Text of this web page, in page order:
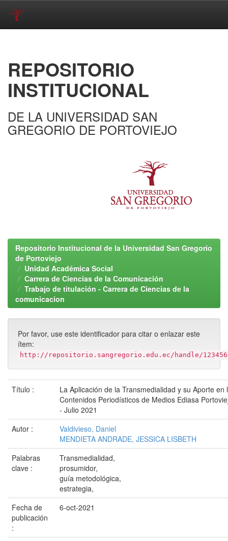
REPOSITORIO
INSTITUCIONAL
DE LA UNIVERSIDAD SAN
GREGORIO DE PORTOVIEJO
Repositorio Institucional de la Universidad San Gregorio
de Portoviejo
Unidad Académica Social
Carrera de Ciencias de la Comunicación
Trabajo de titulación - Carrera de Ciencias de la
comunicacion
Por favor, use este identificador para citar o enlazar este
ítem:
http://repositorio.sangregorio.edu.ec/handle/
Título :
La Aplicación de la Transmedialidad y su Aporte en
Contenidos Periodísticos de Medios Ediasa
- Julio 2021
Autor :
Valdivieso, Daniel
MENDIETA ANDRADE, JESSICA LISBETH
Palabras
clave :
Transmedialidad,
prosumidor,
guía metodológica,
estrategia,
Fecha de
publicación
:
6-oct-2021